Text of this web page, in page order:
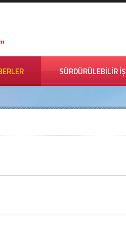
SÜRDÜRÜLEBİLİR İŞ